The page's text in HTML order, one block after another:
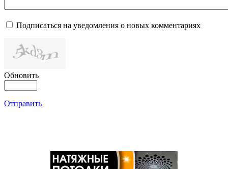
Подписаться на уведомления о новых комментариях
Обновить
Отправить